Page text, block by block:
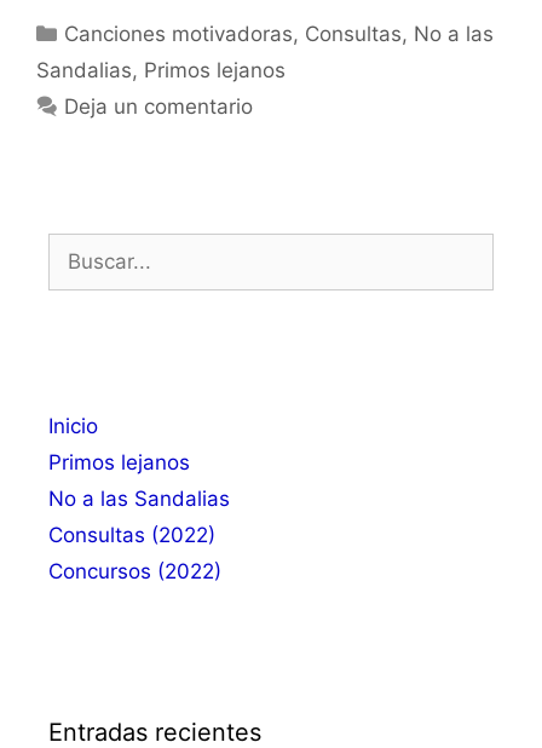
Categorías
Canciones motivadoras, Consultas, No a las
Sandalias, Primos lejanos
Deja un comentario
Inicio
Primos lejanos
No a las Sandalias
Consultas (2022)
Concursos (2022)
Entradas recientes